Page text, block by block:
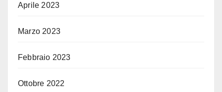
Aprile 2023
Marzo 2023
Febbraio 2023
Ottobre 2022